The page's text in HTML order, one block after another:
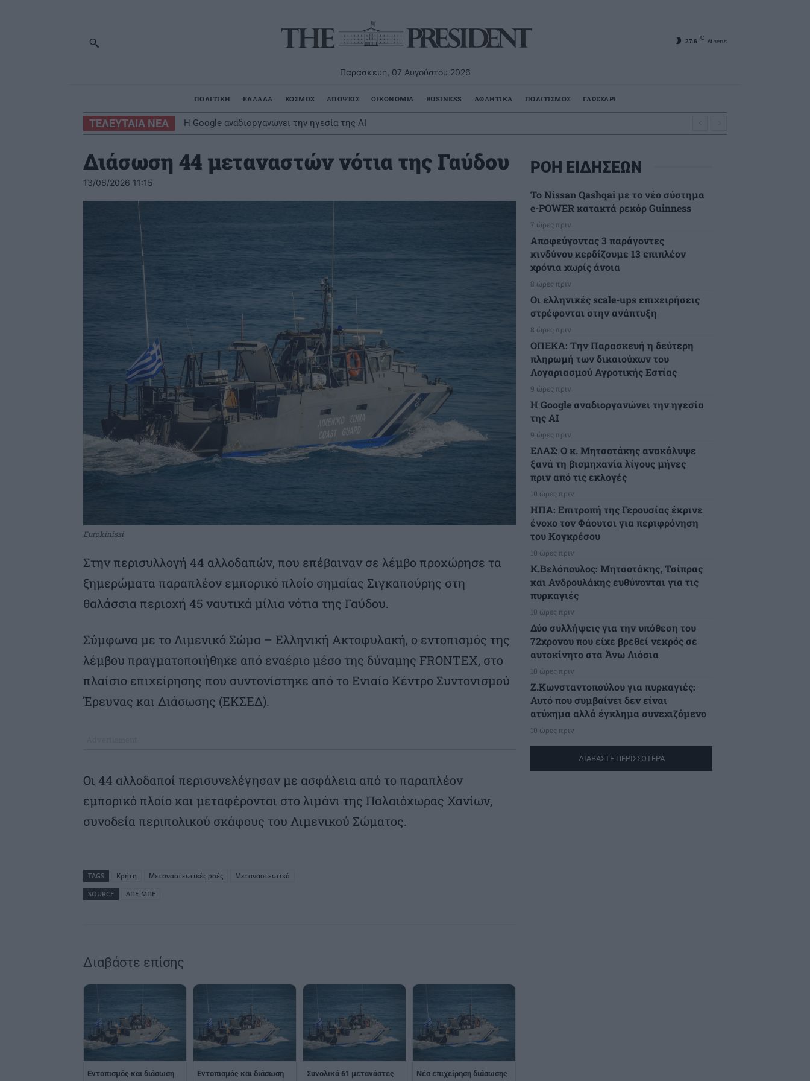
Παρασκευή, 07 Αυγούστου 2026
27.6 C Athens
ΠΟΛΙΤΙΚΗ ΕΛΛΑΔΑ ΚΟΣΜΟΣ ΑΠΟΨΕΙΣ ΟΙΚΟΝΟΜΙΑ BUSINESS ΑΘΛΗΤΙΚΑ ΠΟΛΙΤΙΣΜΟΣ ΓΛΩΣΣΑΡΙ
ΤΕΛΕΥΤΑΙΑ ΝΕΑ H Google αναδιοργανώνει την ηγεσία της AI
Διάσωση 44 μεταναστών νότια της Γαύδου
13/06/2026 11:15
Eurokinissi
Στην περισυλλογή 44 αλλοδαπών, που επέβαιναν σε λέμβο προχώρησε τα
ξημερώματα παραπλέον εμπορικό πλοίο σημαίας Σιγκαπούρης στη
θαλάσσια περιοχή 45 ναυτικά μίλια νότια της Γαύδου.
Σύμφωνα με το Λιμενικό Σώμα – Ελληνική Ακτοφυλακή, ο εντοπισμός της
λέμβου πραγματοποιήθηκε από εναέριο μέσο της δύναμης FRONTEX, στο
πλαίσιο επιχείρησης που συντονίστηκε από το Ενιαίο Κέντρο Συντονισμού
Έρευνας και Διάσωσης (ΕΚΣΕΔ).
Οι 44 αλλοδαποί περισυνελέγησαν με ασφάλεια από το παραπλέον
εμπορικό πλοίο και μεταφέρονται στο λιμάνι της Παλαιόχωρας Χανίων,
συνοδεία περιπολικού σκάφους του Λιμενικού Σώματος.
TAGS Κρήτη Μεταναστευτικές ροές
Μεταναστευτικό
SOURCE
ΑΠΕ-ΜΠΕ
Διαβάστε επίσης
Εντοπισμός και διάσωση
Εντοπισμός και διάσωση
Συνολικά 61 μετανάστες
Νέα επιχείρηση διάσωσης
ΡΟΗ ΕΙΔΗΣΕΩΝ
Το Nissan Qashqai με το νέο σύστημα
e-POWER κατακτά ρεκόρ Guinness
7 ώρες πριν
Αποφεύγοντας 3 παράγοντες
κινδύνου κερδίζουμε 13 επιπλέον
χρόνια χωρίς άνοια
8 ώρες πριν
Οι ελληνικές scale-ups επιχειρήσεις
στρέφονται στην ανάπτυξη
8 ώρες πριν
ΟΠΕΚΑ: Την Παρασκευή η δεύτερη
πληρωμή των δικαιούχων του
Λογαριασμού Αγροτικής Εστίας
9 ώρες πριν
H Google αναδιοργανώνει την ηγεσία
της AI
9 ώρες πριν
ΕΛΑΣ: Ο κ. Μητσοτάκης ανακάλυψε
ξανά τη βιομηχανία λίγους μήνες
πριν από τις εκλογές
10 ώρες πριν
ΗΠΑ: Επιτροπή της Γερουσίας έκρινε
ένοχο τον Φάουτσι για περιφρόνηση
του Κογκρέσου
10 ώρες πριν
K.Βελόπουλος: Μητσοτάκης, Τσίπρας
και Ανδρουλάκης ευθύνονται για τις
πυρκαγιές
10 ώρες πριν
Δύο συλλήψεις για την υπόθεση του
72χρονου που είχε βρεθεί νεκρός σε
αυτοκίνητο στα Άνω Λιόσια
10 ώρες πριν
Ζ.Κωνσταντοπούλου για πυρκαγιές:
Αυτό που συμβαίνει δεν είναι
ατύχημα αλλά έγκλημα συνεχιζόμενο
10 ώρες πριν
ΔΙΑΒΑΣΤΕ ΠΕΡΙΣΣΟΤΕΡΑ